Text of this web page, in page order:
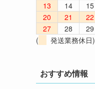
13
14 15
20
21 22
27
28 29
(
発送業務休日)
おすすめ情報